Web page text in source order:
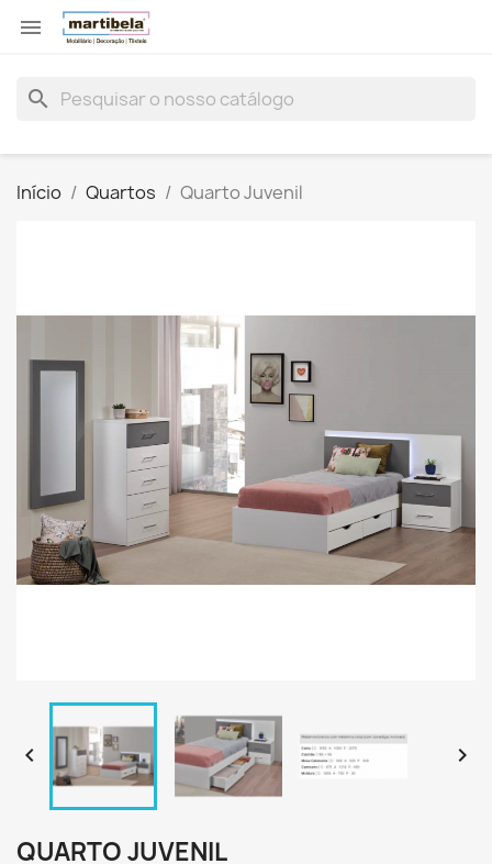

search
Início Quartos Quarto Juvenil
 
QUARTO JUVENIL